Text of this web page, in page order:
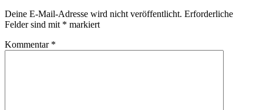
Deine E-Mail-Adresse wird nicht veröffentlicht. Erforderliche
Felder sind mit * markiert
Kommentar *